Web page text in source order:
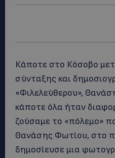
Κάποτε στο Κόσοβο
σύνταξης και
«Φιλελεύθερου»,
κάποτε όλα ήταν
ζούσαμε το «πόλεμο»
Θανάσης Φωτίου, στο
δημοσίευσε μια